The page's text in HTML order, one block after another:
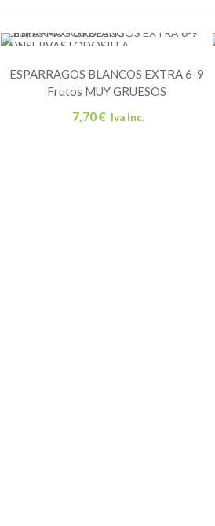
últimos
CONSERVAS LODOSILLA
ESPARRAGOS BLANCOS EXTRA 6-9
Frutos MUY GRUESOS
7,70€ Iva Inc.
AÑADIR AL